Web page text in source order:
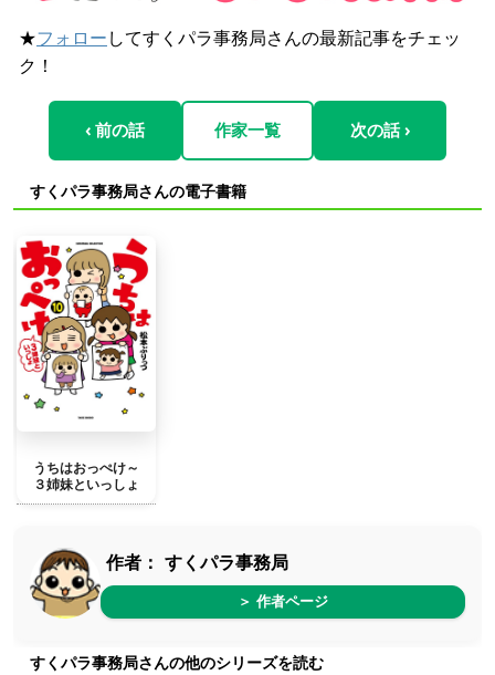
★フォロー してすくパラ事務局さんの最新記事をチェッ
ク！
‹ 前の話 作家一覧 次の話 ›
すくパラ事務局さんの電子書籍
うちはおっぺけ～
３姉妹といっしょ
作者： すくパラ事務局
＞ 作者ページ
すくパラ事務局さんの他のシリーズを読む